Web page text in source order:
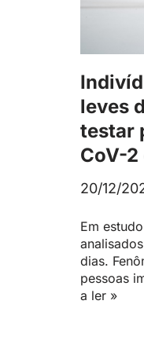
leves
testar
CoV-
20/12/
Em
dias.
pessoas
a ler »